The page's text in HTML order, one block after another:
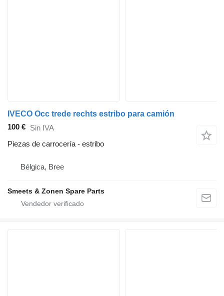
IVECO Occ trede rechts estribo para camión
100 € Sin IVA
Piezas de carrocería - estribo
Bélgica, Bree
Smeets & Zonen Spare Parts